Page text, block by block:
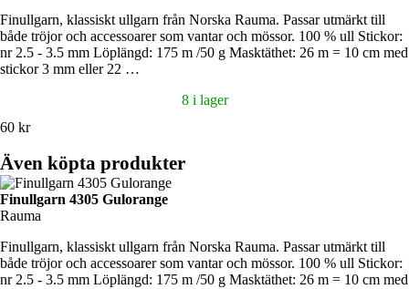
Finullgarn, klassiskt ullgarn från Norska Rauma. Passar utmärkt till
både tröjor och accessoarer som vantar och mössor. 100 % ull Stickor:
nr 2.5 - 3.5 mm Löplängd: 175 m /50 g Masktäthet: 26 m = 10 cm med
stickor 3 mm eller 22 …
8 i lager
60 kr
Även köpta produkter
Finullgarn 4305 Gulorange
Rauma
Finullgarn, klassiskt ullgarn från Norska Rauma. Passar utmärkt till
både tröjor och accessoarer som vantar och mössor. 100 % ull Stickor:
nr 2.5 - 3.5 mm Löplängd: 175 m /50 g Masktäthet: 26 m = 10 cm med